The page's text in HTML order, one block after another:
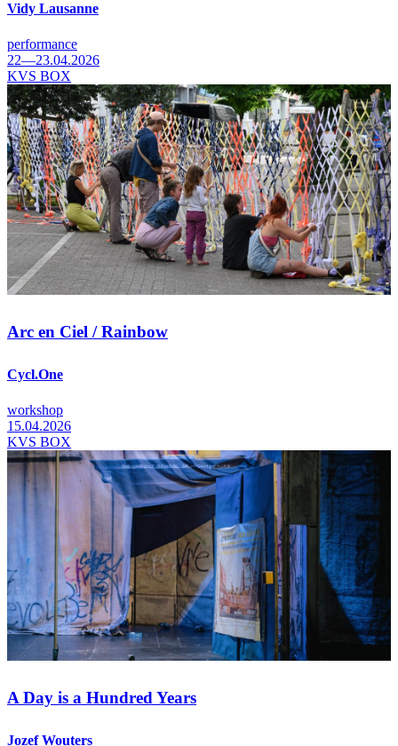
Vidy Lausanne
performance
22—23.04.2026
KVS BOX
Arc en Ciel / Rainbow
Cycl.One
workshop
15.04.2026
KVS BOX
A Day is a Hundred Years
Jozef Wouters